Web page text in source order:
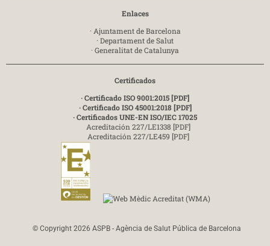
Enlaces
· Ajuntament de Barcelona
· Departament de Salut
· Generalitat de Catalunya
Certificados
· Certificado ISO 9001:2015 [PDF]
· Certificado ISO 45001:2018 [PDF]
· Certificados UNE-EN ISO/IEC 17025
Acreditación 227/LE1338 [PDF]
Acreditación 227/LE459 [PDF]
© Copyright 2026 ASPB - Agència de Salut Pública de Barcelona